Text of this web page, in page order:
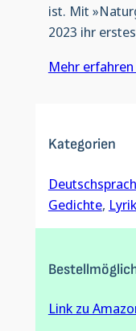
ist. Mit
2023 ihr
Mehr
Kategorien
Gedichte, Lyrik
Link zu